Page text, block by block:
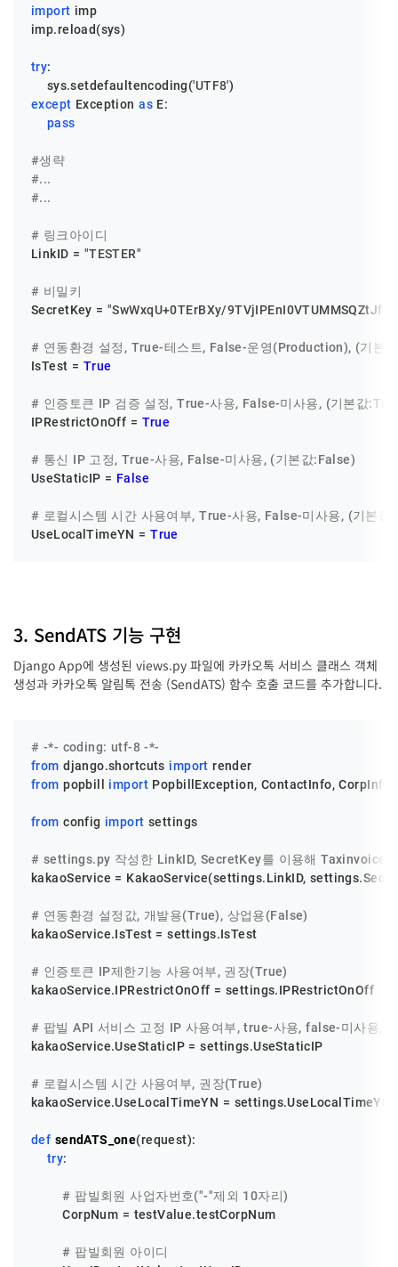
import imp
imp.reload(sys)
try:
    sys.setdefaultencoding(
'UTF8'
except Exception as E:
pass
#생략
#...
#...
# 링크아이디
LinkID = "TESTER"
# 비밀키
SecretKey = "SwWxqU+0TErBXy/
# 연동환경 설정, True-테스트, False-운영(Production), (기본
IsTest = True
# 인증토큰 IP 검증 설정, True-사용, False-미사용, (기본값
IPRestrictOnOff = True
# 통신 IP 고정, True-사용, False-미사용, (기본값:False)
UseStaticIP = False
# 로컬시스템 시간 사용여부, True-사용, False-미사용, (기본값
UseLocalTimeYN = True
3. SendATS 기능 구현
Django App에 생성된 views.py 파일에 카카오톡 서비스 클래스 객체
생성과 카카오톡 알림톡 전송 (SendATS) 함수 호출 코드를 추가합니다.
# -*- coding: utf-8 -*-
from django.shortcuts import
from popbill import PopbillException, ContactInfo,
from config import settings
# settings.py 작성한 LinkID, SecretKey를 이용해
kakaoService = KakaoService(settings.LinkID,
# 연동환경 설정값, 개발용(True), 상업용(False)
kakaoService.IsTest = settings.IsTest
# 인증토큰 IP제한기능 사용여부, 권장(True)
kakaoService.IPRestrictOnOff = settings.IPRestrictOnOff
# 팝빌 API 서비스 고정 IP 사용여부, true-사용, false-미사용,
kakaoService.UseStaticIP = settings.UseStaticIP
# 로컬시스템 시간 사용여부, 권장(True)
kakaoService.UseLocalTimeYN = settings.UseLocalTimeYN
def sendATS_one(request):
try:
# 팝빌회원 사업자번호("-"제외 10자리)
        CorpNum = testValue.testCorpNum
# 팝빌회원 아이디